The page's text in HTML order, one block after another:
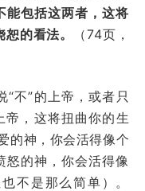
能包括这两者，这将
的看法。
（74页，
不”的上帝，或者只
帝，这将扭曲你的生
的神，你会活得像个
怒的神，你会活得像
不是那么简单）。